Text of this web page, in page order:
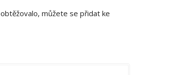
můžete se přidat ke